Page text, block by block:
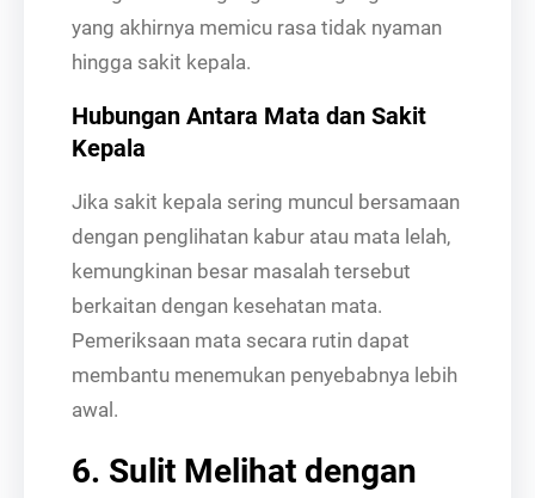
yang akhirnya memicu rasa tidak nyaman
hingga sakit kepala.
Hubungan Antara Mata dan Sakit
Kepala
Jika sakit kepala sering muncul bersamaan
dengan penglihatan kabur atau mata lelah,
kemungkinan besar masalah tersebut
berkaitan dengan kesehatan mata.
Pemeriksaan mata secara rutin dapat
membantu menemukan penyebabnya lebih
awal.
6. Sulit Melihat dengan